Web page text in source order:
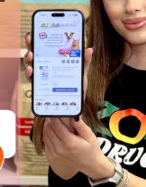
Цена
3.60
4.10
5.00